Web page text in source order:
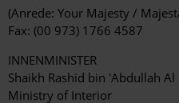
(Anrede: Your Majesty /
Fax: (00 973) 1766 4587
INNENMINISTER
Shaikh Rashid bin 'Abdullah Al
Ministry of Interior